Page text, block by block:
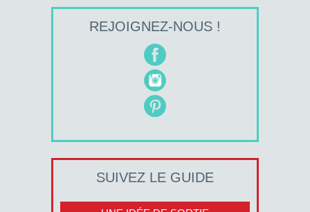
REJOIGNEZ-NOUS !
SUIVEZ LE GUIDE